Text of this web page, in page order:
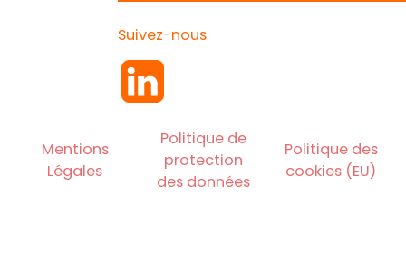
Suivez-nous
Mentions
Légales
Politique de
protection
des données
Politique des
cookies (EU)